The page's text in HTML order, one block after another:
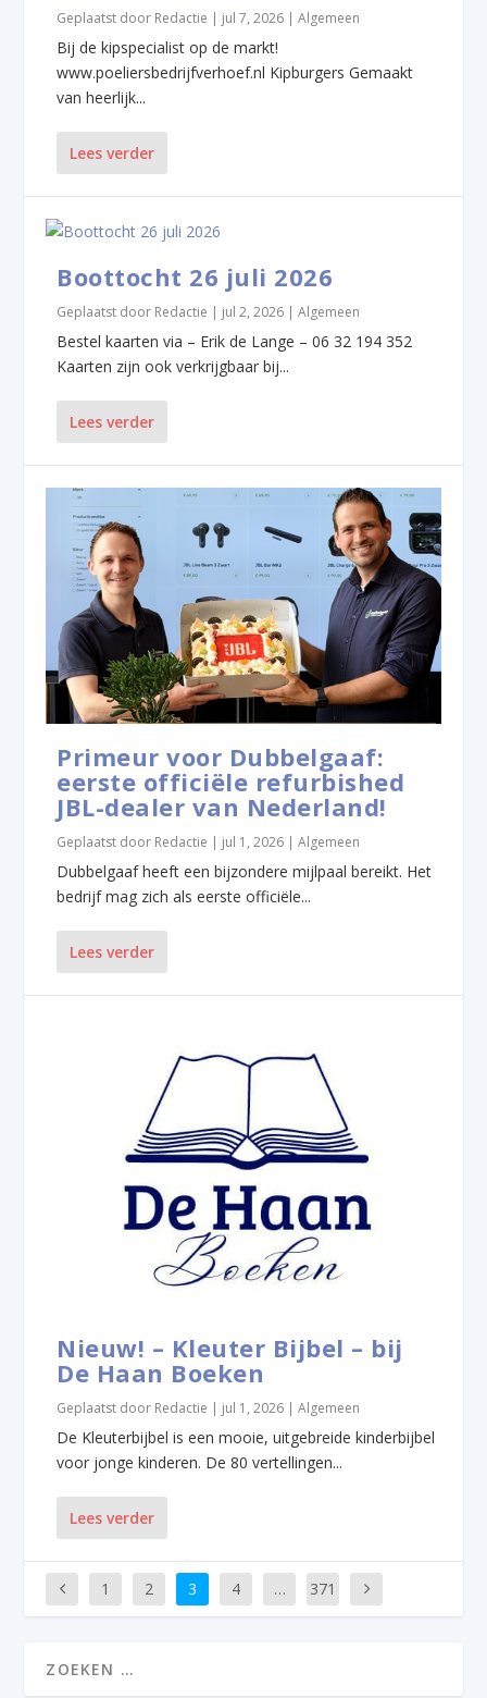
Geplaatst door Redactie | jul 7, 2026 |Algemeen
Bij de kipspecialist op de markt!
www.poeliersbedrijfverhoef.nl Kipburgers Gemaakt
van heerlijk...
Lees verder
Boottocht 26 juli 2026
Geplaatst door Redactie | jul 2, 2026 |Algemeen
Bestel kaarten via – Erik de Lange – 06 32 194 352
Kaarten zijn ook verkrijgbaar bij...
Lees verder
Primeur voor Dubbelgaaf:
eerste officiële refurbished
JBL-dealer van Nederland!
Geplaatst door Redactie | jul 1, 2026 |Algemeen
Dubbelgaaf heeft een bijzondere mijlpaal bereikt. Het
bedrijf mag zich als eerste officiële...
Lees verder
Nieuw! – Kleuter Bijbel – bij
De Haan Boeken
Geplaatst door Redactie jul 1, 2026 |Algemeen
De Kleuterbijbel is een mooie, uitgebreide kinderbijbel
voor jonge kinderen. De 80 vertellingen...
Lees verder
1 2 3 4 … 371